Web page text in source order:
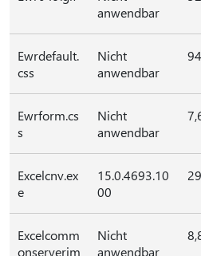
anwendbar
Ewrdefault.
css
Nicht
anwendbar
Ewrform.cs
s
Nicht
anwendbar
Excelcnv.ex
e
15.0.4693.10
00
Excelcomm
onserverim
Nicht
anwendbar